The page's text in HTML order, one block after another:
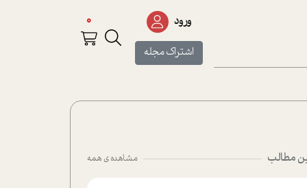
ورود
اشتراک مجله
0
مطالب مشاهده ی همه